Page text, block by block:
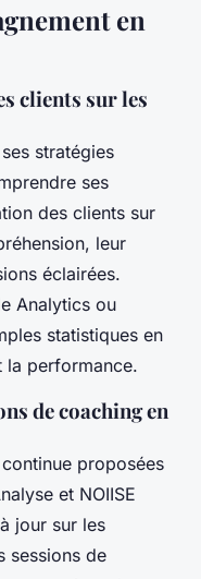
en
clients sur les
stratégies
ses
des clients sur
leur
éclairées.
Analytics ou
statistiques en
la performance.
de coaching en
continue proposées
et NOIISE
jour sur les
sessions de